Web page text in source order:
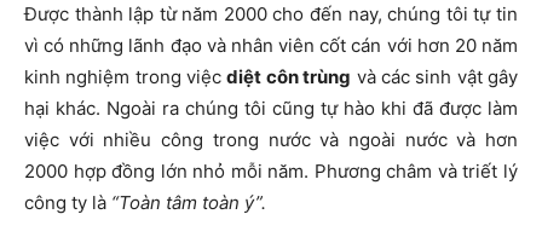
Được thành lập từ năm 2000 cho đến nay, chúng tôi tự tin
vì có những lãnh đạo và nhân viên cốt cán với hơn 20 năm
kinh nghiệm trong việcdiệt côn trùng và các sinh vật gây
hại khác. Ngoài ra chúng tôi cũng tự hào khi đã được làm
việc với nhiều công trong nước và ngoài nước và hơn
2000 hợp đồng lớn nhỏ mỗi năm. Phương châm và triết lý
công ty là “Toàn tâm toàn ý”.